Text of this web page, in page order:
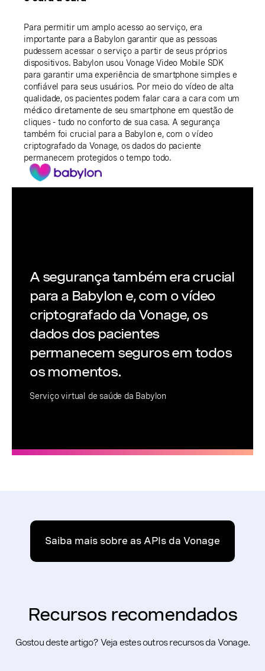
Para permitir um amplo acesso ao serviço, era
importante para a Babylon garantir que as pessoas
pudessem acessar o serviço a partir de seus próprios
dispositivos. Babylon usou Vonage Video Mobile SDK
para garantir uma experiência de smartphone simples e
confiável para seus usuários. Por meio do vídeo de alta
qualidade, os pacientes podem falar cara a cara com um
médico diretamente de seu smartphone em questão de
cliques - tudo no conforto de sua casa. A segurança
também foi crucial para a Babylon e, com o vídeo
criptografado da Vonage, os dados do paciente
permanecem protegidos o tempo todo.
A segurança também era crucial
para a Babylon e, com o vídeo
criptografado da Vonage, os
dados dos pacientes
permanecem seguros em todos
os momentos.
Serviço virtual de saúde da Babylon
Saiba mais sobre as APIs da Vonage
Recursos recomendados
Gostou deste artigo? Veja estes outros recursos da Vonage.